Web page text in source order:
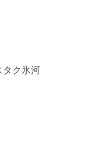
タク氷河